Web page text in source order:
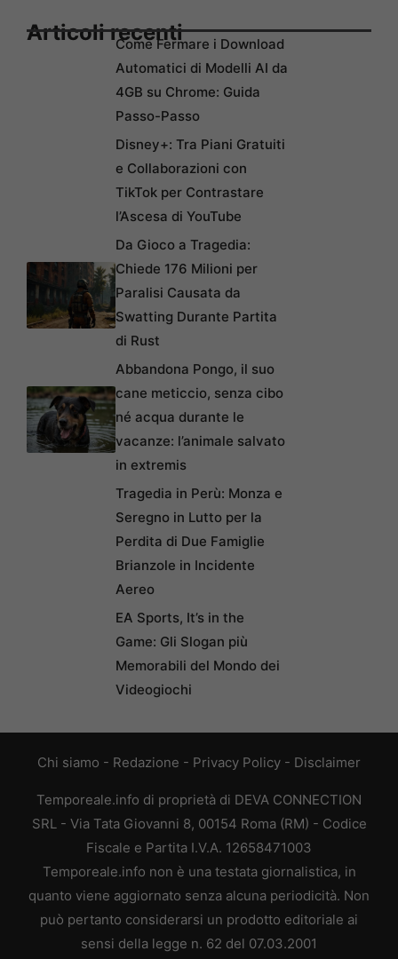
Articoli recentiCome Fermare i Download
Automatici di Modelli AI da
4GB su Chrome: Guida
Passo-Passo
Disney+: Tra Piani Gratuiti
e Collaborazioni con
TikTok per Contrastare
l’Ascesa di YouTube
Da Gioco a Tragedia:
Chiede 176 Milioni per
Paralisi Causata da
Swatting Durante Partita
di Rust
Abbandona Pongo, il suo
cane meticcio, senza cibo
né acqua durante le
vacanze: l’animale salvato
in extremis
Tragedia in Perù: Monza e
Seregno in Lutto per la
Perdita di Due Famiglie
Brianzole in Incidente
Aereo
EA Sports, It’s in the
Game: Gli Slogan più
Memorabili del Mondo dei
Videogiochi
Chi siamo - Redazione - Privacy Policy - Disclaimer
Temporeale.info di proprietà di DEVA CONNECTION
SRL - Via Tata Giovanni 8, 00154 Roma (RM) - Codice
Fiscale e Partita I.V.A. 12658471003
Temporeale.info non è una testata giornalistica, in
quanto viene aggiornato senza alcuna periodicità. Non
può pertanto considerarsi un prodotto editoriale ai
sensi della legge n. 62 del 07.03.2001